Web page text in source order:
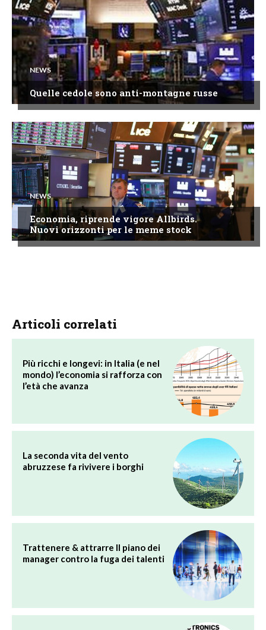
NEWS
Quelle cedole sono anti-montagne russe
NEWS
Economia, riprende vigore Allbirds.
Nuovi orizzonti per le meme stock
Articoli correlati
Più ricchi e longevi: in Italia (e nel
mondo) l’economia si rafforza con
l’età che avanza
La seconda vita del vento
abruzzese fa rivivere i borghi
Trattenere & attrarre Il piano dei
manager contro la fuga dei talenti